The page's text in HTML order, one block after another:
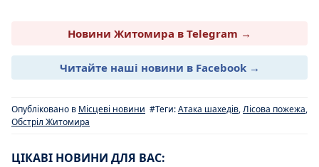
Новини Житомира в Telegram →
Читайте наші новини в Facebook →
Опубліковано в Місцеві новини #Теги:Атака шахедів,Лісова пожежа,
Обстріл Житомира
ЦІКАВІ НОВИНИ ДЛЯ ВАС: